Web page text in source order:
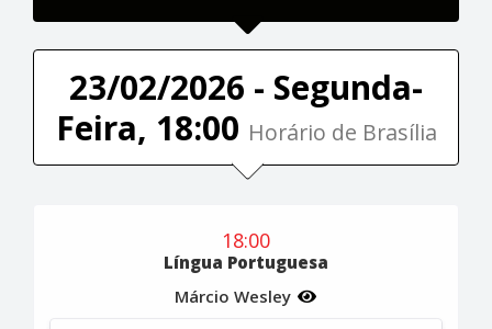
23/02/2026 - Segunda-
Feira, 18:00 Horário de Brasília
18:00
Língua Portuguesa
Márcio Wesley